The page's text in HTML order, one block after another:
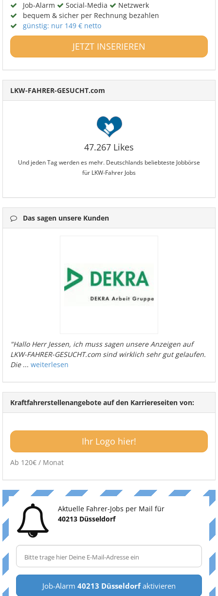
Job-Alarm
Social-Media
Netzwerk
bequem & sicher per Rechnung bezahlen
günstig: nur 149 € netto
JETZT INSERIEREN
LKW-FAHRER-GESUCHT.com
47.267 Likes
Und jeden Tag werden es mehr. Deutschlands beliebteste Jobbörse
für LKW-Fahrer Jobs
Das sagen unsere Kunden
"Hallo Herr Jessen, ich muss sagen unsere Anzeigen auf
LKW-FAHRER-GESUCHT.com sind wirklich sehr gut gelaufen.
Die... weiterlesen
Kraftfahrerstellenangebote auf den Karriereseiten von:
Ihr Logo hier!
Ab 120€ / Monat
Aktuelle Fahrer-Jobs per Mail für
40213 Düsseldorf
Job-Alarm 40213 Düsseldorfaktivieren